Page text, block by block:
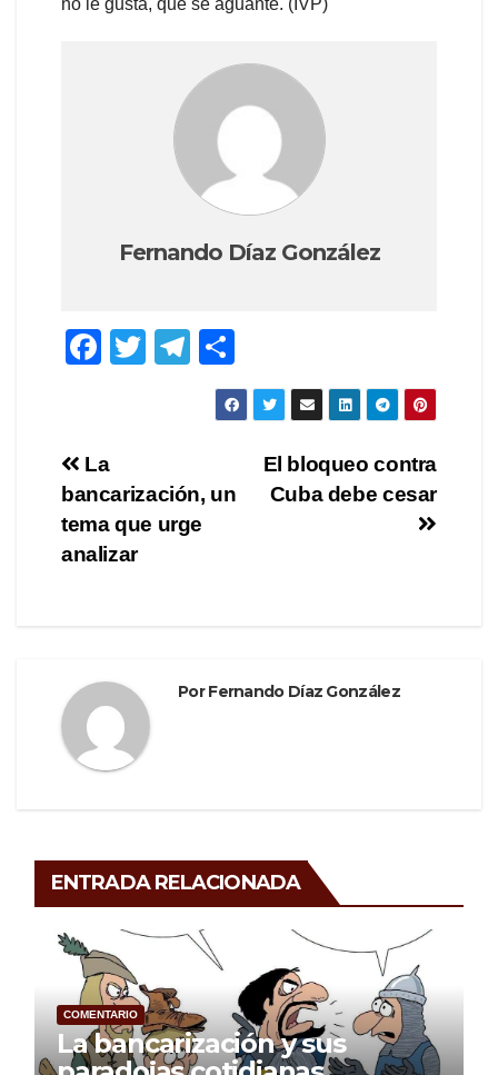
Fernando Díaz González
F
e
b
o
o
T
T
el
a
m
o
m
ar
Navegación
de
entradas
El bloqueo contra
Cuba debe cesar
La
bancarización, un
tema que urge
analizar
PorFernando Díaz González
ENTRADA RELACIONADA
COMENTARIO
La bancarización y sus